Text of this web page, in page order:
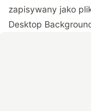
zapisywany jako
Desktop